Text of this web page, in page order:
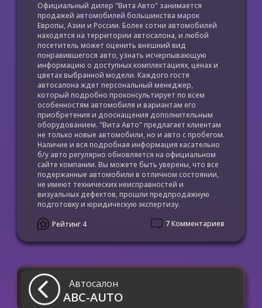
Официальный дилер "Вита Авто" занимается
продажей автомобилей большинства марок
Европы, Азии и России. Более сотни автомобилей
находятся на территории автосалона, и любой
посетитель может оценить внешний вид
понравившегося авто, узнать исчерпывающую
информацию о доступных комплектациях, ценах и
цветах выбранной модели. Каждого гостя
автосалона ждет персональный менеджер,
который подробно проконсультирует по всем
особенностям автомобиля и вариантам его
приобретения и дооснащения дополнительным
оборудованием. "Вита Авто" предлагает клиентам
не только новые автомобили, но и авто с пробегом.
Наличие и вся подробная информация касательно
б/у авто регулярно обновляется на официальном
сайте компании. Вы можете быть уверены, что все
подержанные автомобили в отличном состоянии,
не имеют технических неисправностей и
визуальных дефектов, прошли предпродажную
подготовку и юридическую экспертизу.
Рейтинг 4
7 Комментариев
Автосалон
ABC-AUTO